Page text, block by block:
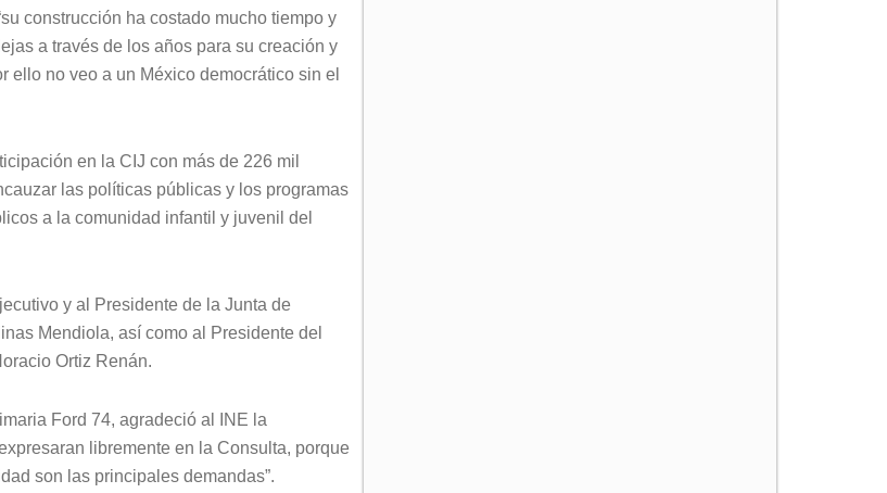
construcción ha costado mucho tiempo y
a través de los años para su creación y
ello no veo a un México democrático sin el
en la CIJ con más de 226 mil
las políticas públicas y los programas
a la comunidad infantil y juvenil del
y al Presidente de la Junta de
Mendiola, así como al Presidente del
Ortiz Renán.
Ford 74, agradeció al INE la
libremente en la Consulta, porque
son las principales demandas”.